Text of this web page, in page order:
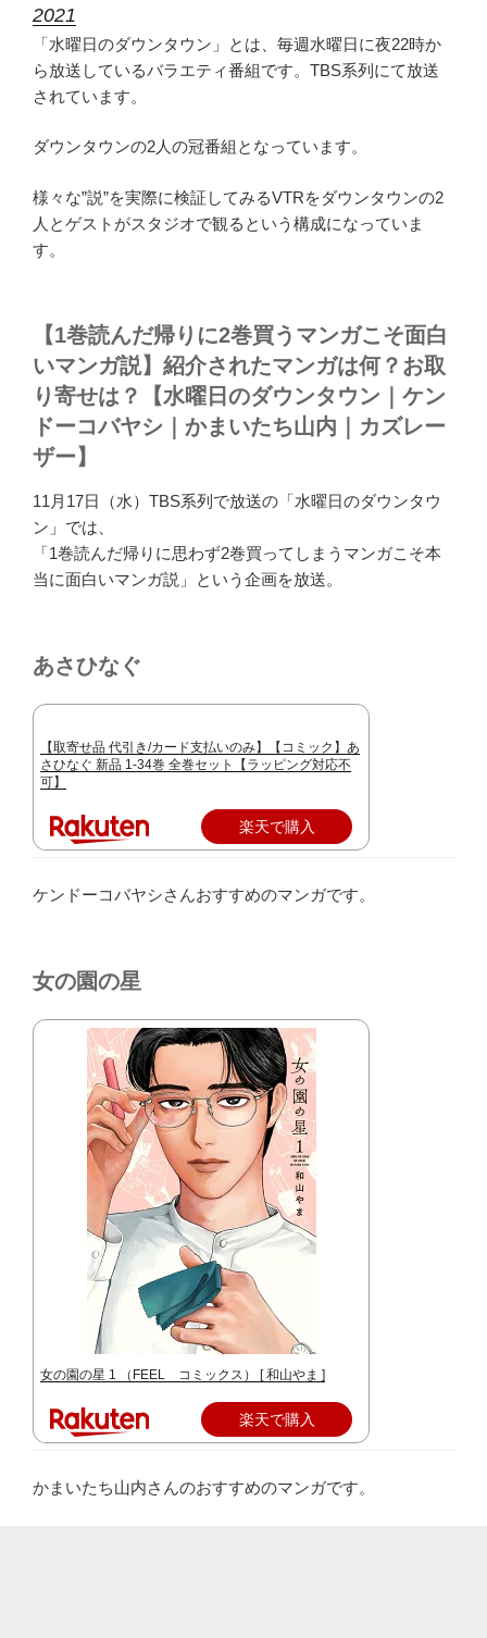
2021
「水曜日のダウンタウン」とは、毎週水曜日に夜22時か
ら放送しているバラエティ番組です。TBS系列にて放送
されています。
ダウンタウンの2人の冠番組となっています。
様々な”説”を実際に検証してみるVTRをダウンタウンの2
人とゲストがスタジオで観るという構成になっていま
す。
【1巻読んだ帰りに2巻買うマンガこそ面白
いマンガ説】紹介されたマンガは何？お取
り寄せは？【水曜日のダウンタウン｜ケン
ドーコバヤシ｜かまいたち山内｜カズレー
ザー】
11月17日（水）TBS系列で放送の「水曜日のダウンタウ
ン」では、
「1巻読んだ帰りに思わず2巻買ってしまうマンガこそ本
当に面白いマンガ説」という企画を放送。
あさひなぐ
【取寄せ品 代引き/カード支払いのみ】【コミック】あ
さひなぐ 新品 1-34巻 全巻セット【ラッピング対応不
可】
楽天で購入
ケンドーコバヤシさんおすすめのマンガです。
女の園の星
女の園の星 1 （FEEL コミックス） [ 和山やま ]
楽天で購入
かまいたち山内さんのおすすめのマンガです。